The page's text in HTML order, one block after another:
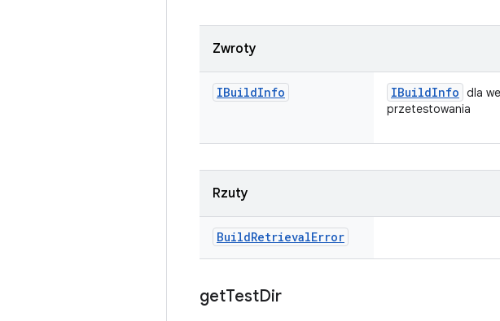
Zwroty
IBuildInfo IBuildInfo dla
przetestowania
Rzuty
BuildRetrievalError
getTestDir